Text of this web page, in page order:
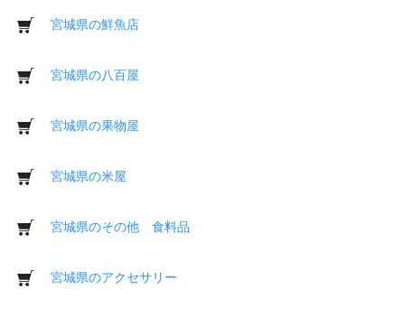
宮城県の鮮魚店
宮城県の八百屋
宮城県の果物屋
宮城県の米屋
宮城県のその他 食料品
宮城県のアクセサリー